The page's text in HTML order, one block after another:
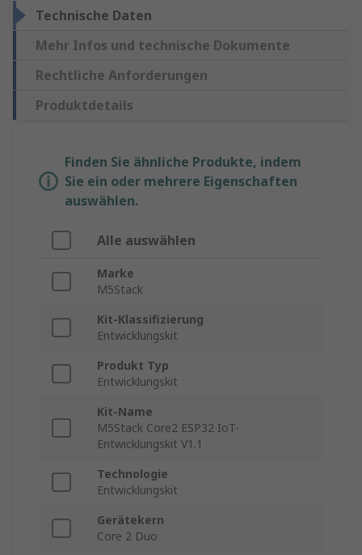
Technische Daten
Mehr Infos und technische Dokumente
Rechtliche Anforderungen
Produktdetails
Finden Sie ähnliche Produkte, indem
Sie ein oder mehrere Eigenschaften
auswählen.
Alle auswählen
Marke
M5Stack
Kit-Klassifizierung
Entwicklungskit
Produkt Typ
Entwicklungskit
Kit-Name
M5Stack Core2 ESP32 IoT-
Entwicklungskit V1.1
Technologie
Entwicklungskit
Gerätekern
Core 2 Duo